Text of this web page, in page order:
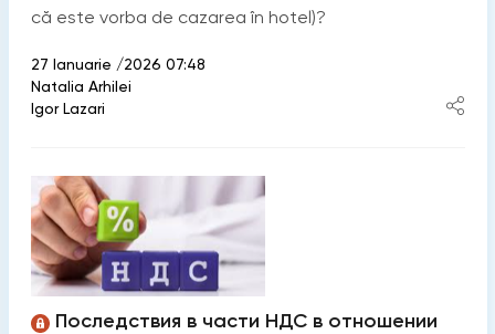
că este vorba de cazarea în hotel)?
27 Ianuarie /2026 07:48
Natalia Arhilei
Igor Lazari
Последствия в части НДС в отношении